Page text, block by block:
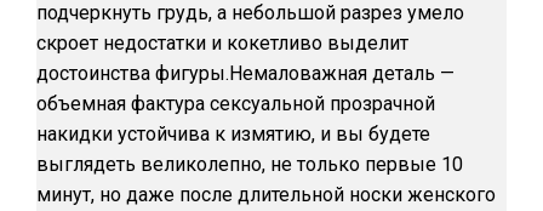
подчеркнуть грудь, а небольшой разрез умело
скроет недостатки и кокетливо выделит
достоинства фигуры.Немаловажная деталь —
объемная фактура сексуальной прозрачной
накидки устойчива к измятию, и вы будете
выглядеть великолепно, не только первые 10
минут, но даже после длительной носки женского